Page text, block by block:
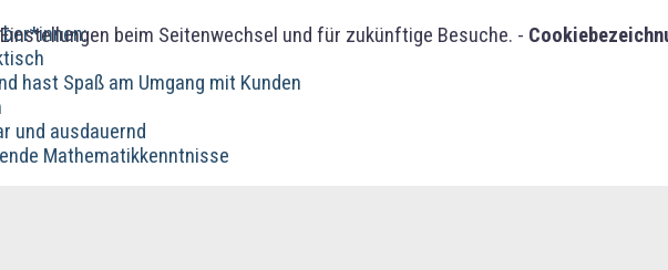
beim Seitenwechsel und für zukünftige Besuche. -
hast Spaß am Umgang mit Kunden
und ausdauernd
Mathematikkenntnisse